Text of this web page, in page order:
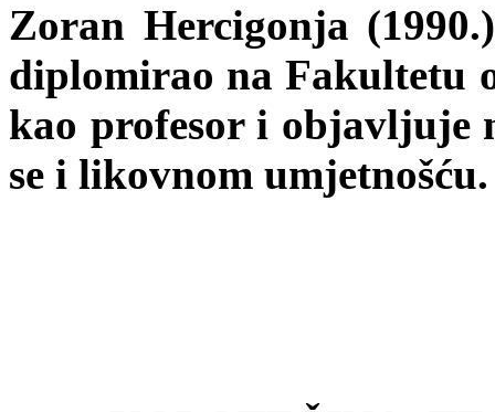
Zoran Hercigonja
diplomirao na Fakultetu
kao profesor i objavljuje
se i likovnom umjetnošću.